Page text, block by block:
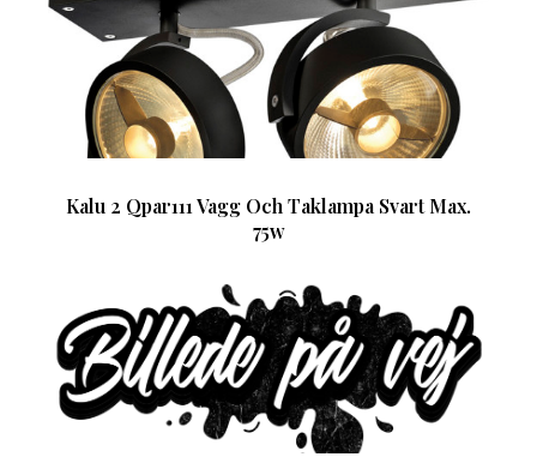
Kalu 2 Qpar111 Vagg Och Taklampa Svart Max.
75w